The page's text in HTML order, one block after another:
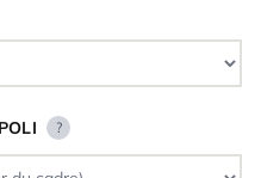
?